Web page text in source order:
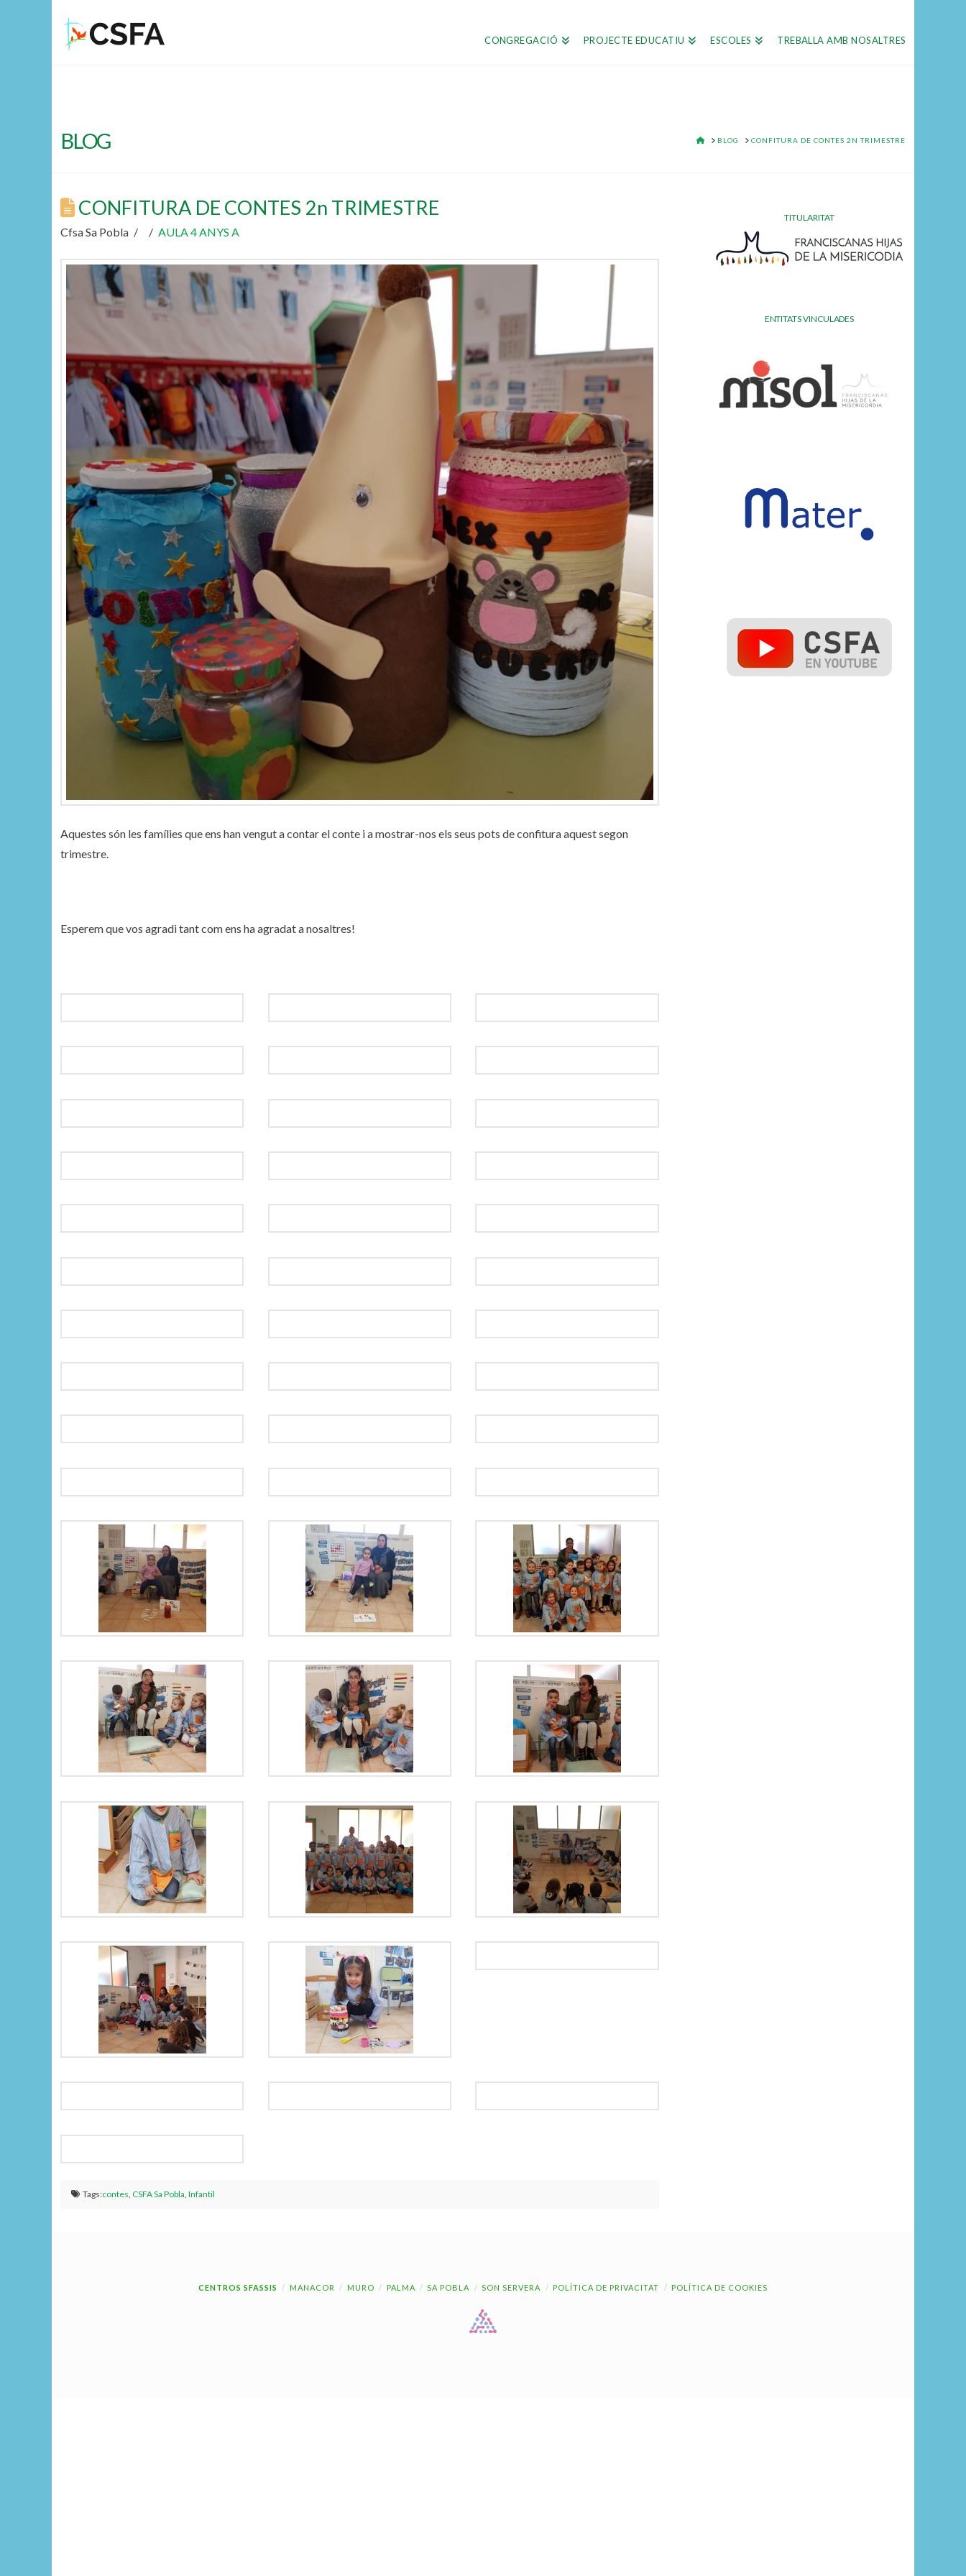
CONGREGACIÓ PROJECTE EDUCATIU ESCOLES TREBALLA AMB NOSALTRES
BLOG HOME
BLOG CONFITURA DE CONTES 2N TRIMESTRE
CONFITURA DE CONTES 2n TRIMESTRE
Cfsa Sa Pobla AULA 4 ANYS A
Aquestes són les famílies que ens han vengut a contar el conte i a mostrar-nos els seus pots de confitura aquest segon
trimestre.
Esperem que vos agradi tant com ens ha agradat a nosaltres!
Tags:contes, CSFA Sa Pobla, Infantil
TITULARITAT
ENTITATS VINCULADES
CENTROS SFASSIS MANACOR MURO PALMA SA POBLA SON SERVERA POLÍTICA DE PRIVACITAT POLÍTICA DE COOKIES